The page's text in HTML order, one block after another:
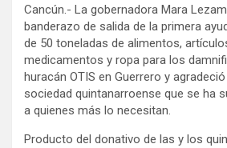
Cancún.- La gobernadora Mara
banderazo de salida de la primera
de 50 toneladas de alimentos,
medicamentos y ropa para los
huracán OTIS en Guerrero y
sociedad quintanarroense que se ha
a quienes más lo necesitan.
Producto del donativo de las y los